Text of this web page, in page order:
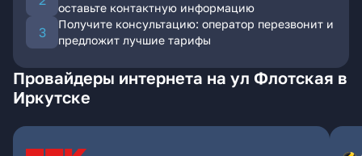
оставьте контактную информацию
Получите консультацию: оператор перезвонит и
предложит лучшие тарифы
Провайдеры интернета на ул Флотская в
Иркутске